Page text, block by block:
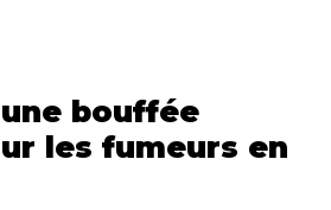
bouffée
les fumeurs en